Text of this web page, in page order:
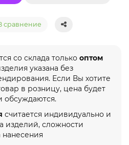
сравнение
со склада только оптом
указана без
Если Вы хотите
в розницу, цена будет
обсуждаются.
считается индивидуально и
изделий, сложности